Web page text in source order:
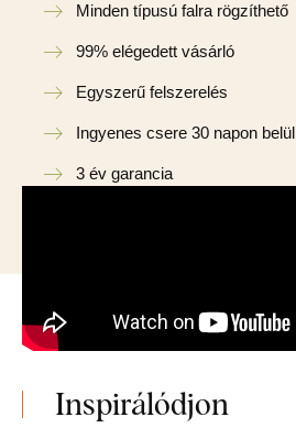
Minden típusú falra rögzíthető
99% elégedett vásárló
Egyszerű felszerelés
Ingyenes csere 30 napon belül
3 év garancia
Inspirálódjon